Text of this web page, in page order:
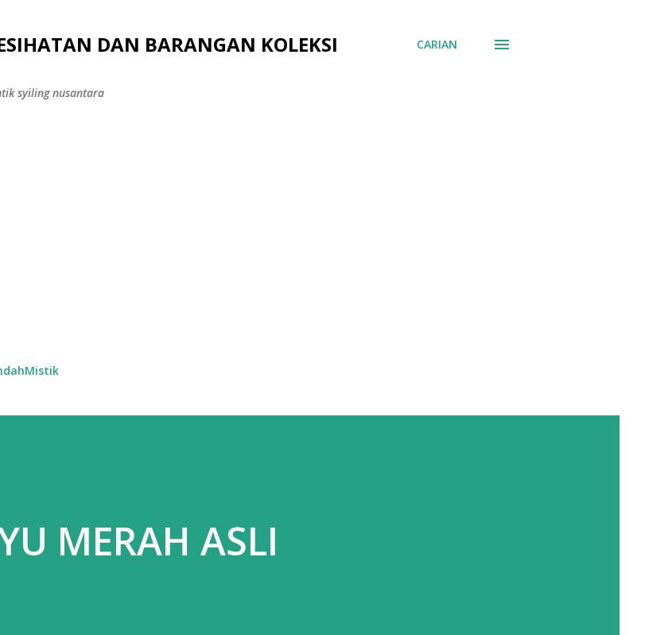
DAN BARANGAN KOLEKSI
syiling nusantara
CARIAN
MERAH ASLI